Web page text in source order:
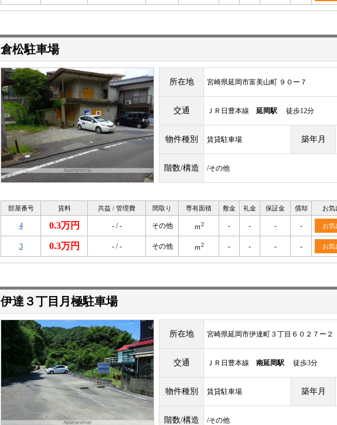
倉松駐車場
所在地 宮崎県延岡市富美山町 ９０ー７
交通 ＪＲ日豊本線 延岡駅 徒歩12分
物件種別 賃貸駐車場 築年月
階数/構造 /その他
部屋番号 賃料 共益 / 管理費 間取り 専有面積 敷金 礼金 保証金 償却 お気
4 0.3万円 - / - その他 ｍ2 - - - - お気
3 0.3万円 - / - その他 ｍ2 - - - - お気
伊達３丁目月極駐車場
所在地 宮崎県延岡市伊達町３丁目６０２７ー２
交通 ＪＲ日豊本線 南延岡駅 徒歩3分
物件種別 賃貸駐車場 築年月
階数/構造 /その他